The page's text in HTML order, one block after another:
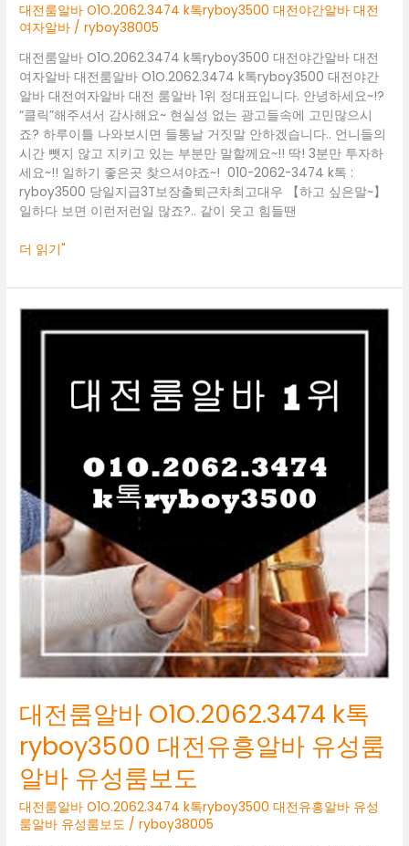
대전룸알바 O1O.2062.3474 k톡ryboy3500 대전야간알바 대전
여자알바 /ryboy38005
대전룸알바 O1O.2062.3474 k톡ryboy3500 대전야간알바 대전
여자알바 대전룸알바 O1O.2062.3474 k톡ryboy3500 대전야간
알바 대전여자알바 대전 룸알바 1위 정대표입니다. 안녕하세요~!?
“클릭”해주셔서 감사해요~ 현실성 없는 광고들속에 고민많으시
죠? 하루이틀 나와보시면 들통날 거짓말 안하겠습니다.. 언니들의
시간 뺏지 않고 지키고 있는 부분만 말할께요~!! 딱! 3분만 투자하
세요~!! 일하기 좋은곳 찾으셔야죠~! 010-2062-3474 k톡 :
ryboy3500 당일지급3T보장출퇴근차최고대우 【하고 싶은말~】
일하다 보면 이런저런일 많죠?.. 같이 웃고 힘들땐
더 읽기"
대전룸알바 O1O.2062.3474 k톡
ryboy3500 대전유흥알바 유성룸
알바 유성룸보도
대전룸알바 O1O.2062.3474 k톡ryboy3500 대전유흥알바 유성
룸알바 유성룸보도 /ryboy38005
대
O1O.2062.3474
ryboy3500
대
전
유
흥
알
바
룸
바
성
룸
보
도